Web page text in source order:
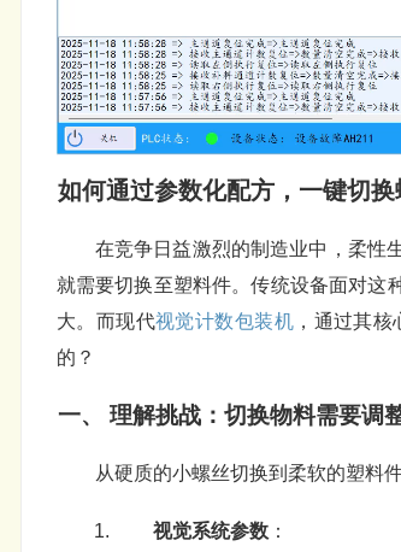
如何通过参数化配方，一键切
在竞争日益激烈的制造业中，柔性
就需要切换至塑料件。传统设备面对这
大。而现代视觉计数包装机 ，通过其核
的？
一、 理解挑战：切换物料需要调
从硬质的小螺丝切换到柔软的塑料
视觉系统参数：